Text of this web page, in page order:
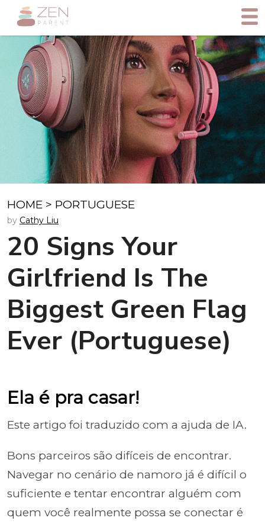
HOME > PORTUGUESE
by Cathy Liu
20 Signs Your
Girlfriend Is The
Biggest Green Flag
Ever (Portuguese)
Ela é pra casar!
Este artigo foi traduzido com a ajuda de IA.
Bons parceiros são difíceis de encontrar.
Navegar no cenário de namoro já é difícil o
suficiente e tentar encontrar alguém com
quem você realmente possa se conectar é